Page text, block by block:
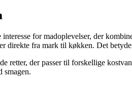
for madoplevelser, der
direkte fra mark til køkken. Det
retter, der passer til forskellige
smagen.